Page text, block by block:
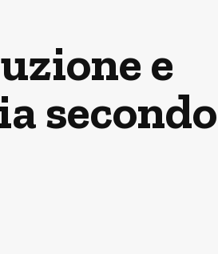
e
secondo